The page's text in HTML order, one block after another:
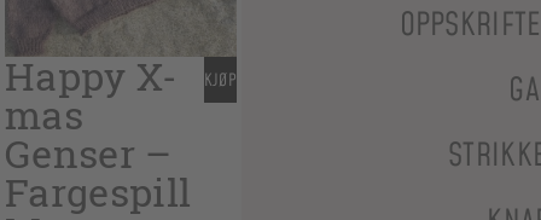
Happy X-
mas
Genser –
Fargespill
KJØP